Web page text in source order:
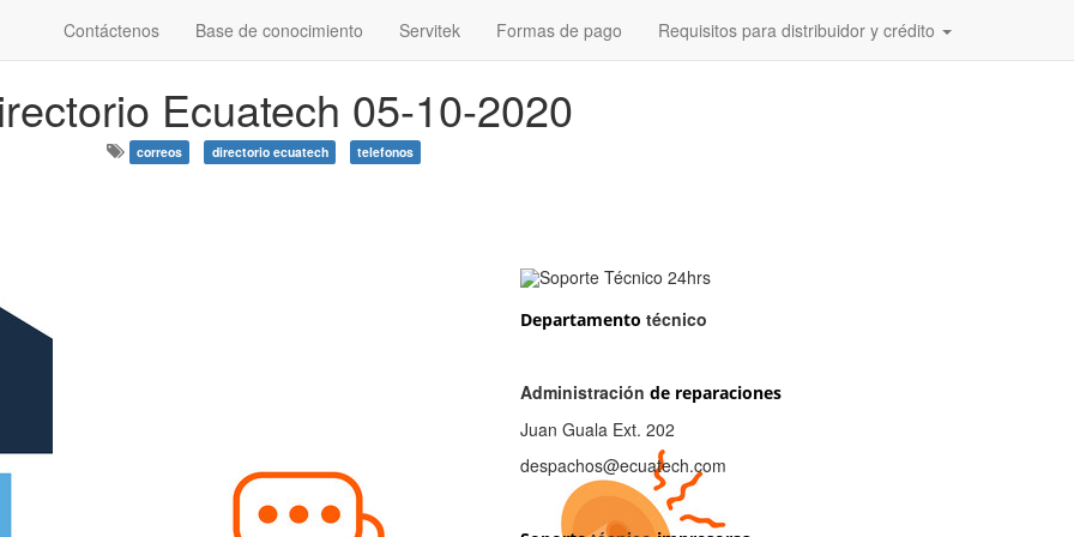
Contáctenos Base de conocimiento Servitek Formas de pago Requisitos para distribuidor y crédito
Ecuatech 05-10-2020
correos directorio ecuatech telefonos
Departamento técnico
Administración de reparaciones
Juan Guala Ext. 202
despachos@ecuatech.com